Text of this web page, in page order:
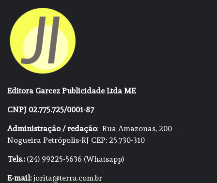
Editora Garcez Publicidade Ltda ME
CNPJ 02.775.725/0001-87
Administração / redação: Rua Amazonas, 200 –
Nogueira Petrópolis-RJ CEP: 25.730-310
Tels.:(24) 99225-5636 (Whatsapp)
E-mail:jorita@terra.com.br